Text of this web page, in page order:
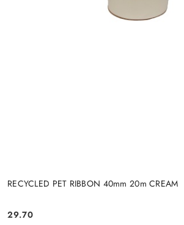
RECYCLED PET RIBBON 40mm 20m CREAM
29.70